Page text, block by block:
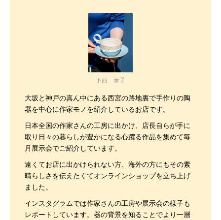
下西 泰子
大坂と神戸の真ん中にある西宮の路地裏で手作りの陶
器を中心に作家モノを紹介しているお店です。
日本全国の作家さんの工房に出かけ、店長自らが手に
取り日々の暮らしが豊かになる心躍る作品を集めて毎
月展示会でご紹介しています。
遠くてお店に出かけられない方、海外の方にもその素
晴らしさを伝えたくてオンラインショップを立ち上げ
ました。
インスタグラムでは作家さんの工房や展示会の様子も
レポートしています。器の背景を知ることでより一層